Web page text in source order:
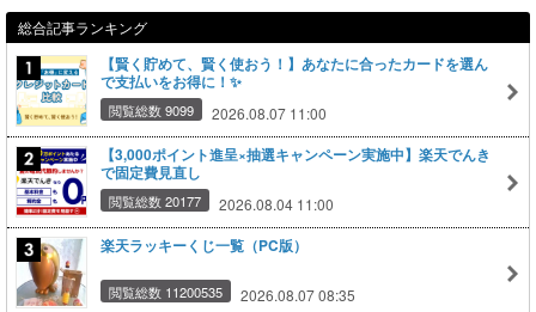
総合記事ランキング
【賢く貯めて、賢く使おう！】あなたに合ったカードを選ん
で支払いをお得に！✨
閲覧総数 9099 2026.08.07 11:00
【3,000ポイント進呈×抽選キャンペーン実施中】楽天でんき
で固定費見直し
閲覧総数 20177 2026.08.04 11:00
楽天ラッキーくじ一覧（PC版）
閲覧総数 11200535 2026.08.07 08:35